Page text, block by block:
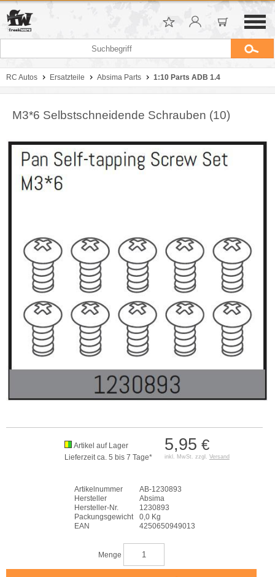
RC Autos Ersatzteile Absima Parts 1:10 Parts ADB 1.4
M3*6 Selbstschneidende Schrauben (10)
5,95 €
inkl. MwSt. zzgl. Versand
Artikel auf Lager
Lieferzeit ca. 5 bis 7 Tage*
Artikelnummer
AB-1230893
Hersteller
Absima
Hersteller-Nr.
1230893
Packungsgewicht
0,0 Kg
EAN
4250650949013
Menge